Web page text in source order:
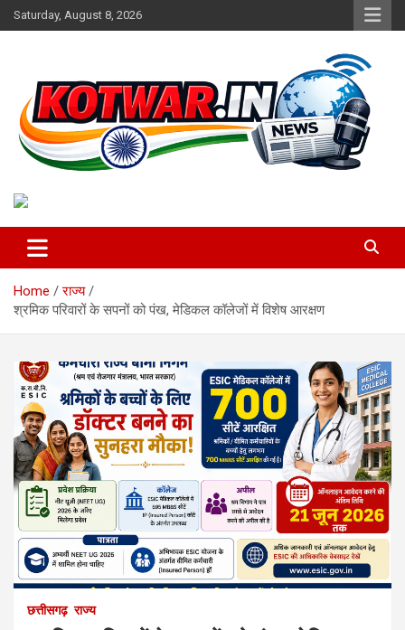
Skip
to
Saturday, August 8, 2026
kotwar.in
Home
राज्य
श्रमिक परिवारों के सपनों को पंख, मेडिकल कॉलेजों में विशेष आरक्षण
छत्तीसगढ़ राज्य